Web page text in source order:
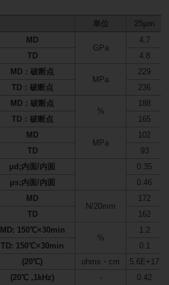
単位 25μm
MD
TD
GPa
4.7
4.8
MD：破断点
TD：破断点
MPa
229
236
MD：破断点
TD：破断点
%
188
165
MD
TD
MPa
102
93
μd;内面/内面
μs;内面/内面
0.35
0.46
MD
TD
N/20mm
172
162
MD: 150℃×30min
TD: 150℃×30min
%
1.2
0.1
(20℃) ohms・cm 5.6E+17
(20℃ ,1kHz) - 0.42